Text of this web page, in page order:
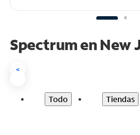
Spectrum en New
<
Todo Tiendas